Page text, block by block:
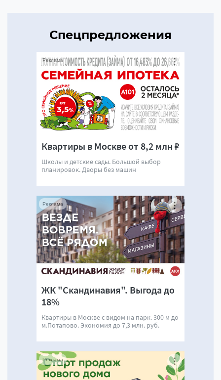
Спецпредложения
Квартиры в Москве от 8,2 млн ₽
Школы и детские сады. Большой выбор
планировок. Дворы без машин
Реклама
ЖК "Скандинавия". Выгода до
18%
Квартиры в Москве с видом на парк. 300 м до
м.Потапово. Экономия до 7,3 млн. руб.
Реклама
Реклама